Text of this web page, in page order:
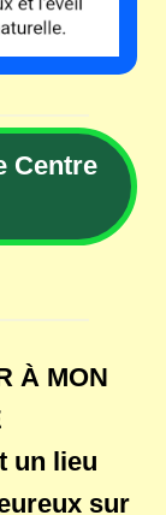
Centre
À MON
un lieu
sur